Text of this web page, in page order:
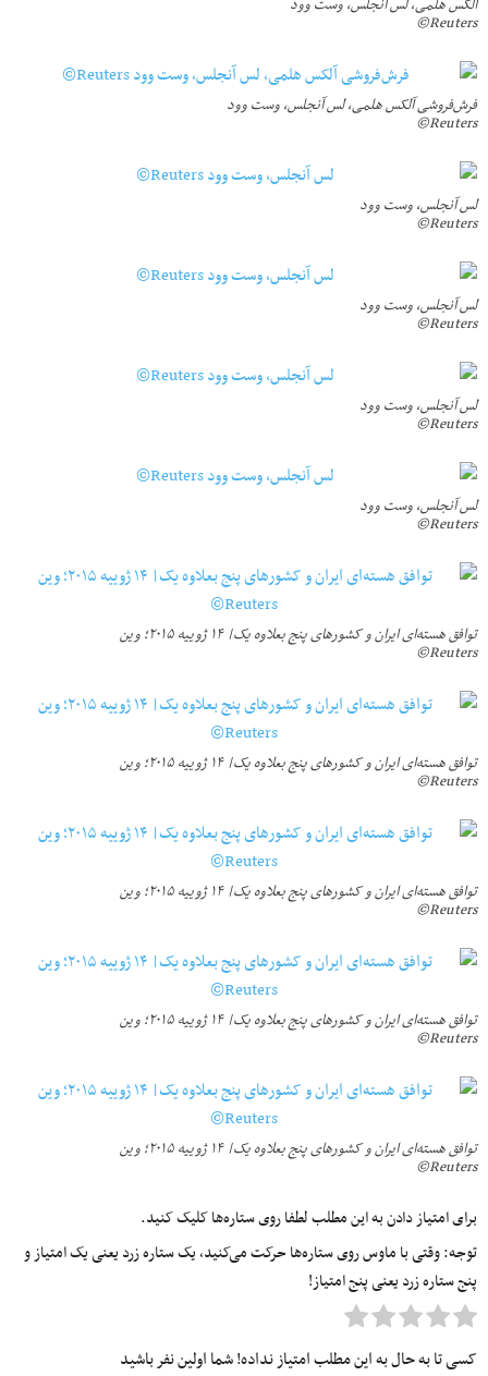
Reuters©
فرش‌فروشی آلکس هلمی، لس آنجلس، وست وود
Reuters©
لس آنجلس، وست وود
Reuters©
لس آنجلس، وست وود
Reuters©
لس آنجلس، وست وود
Reuters©
لس آنجلس، وست وود
Reuters©
توافق هسته‌ای ایران و کشورهای پنج بعلاوه یک| ۱۴ ژوییه ۲۰۱۵؛ وین
Reuters©
توافق هسته‌ای ایران و کشورهای پنج بعلاوه یک| ۱۴ ژوییه ۲۰۱۵؛ وین
Reuters©
توافق هسته‌ای ایران و کشورهای پنج بعلاوه یک| ۱۴ ژوییه ۲۰۱۵؛ وین
Reuters©
توافق هسته‌ای ایران و کشورهای پنج بعلاوه یک| ۱۴ ژوییه ۲۰۱۵؛ وین
Reuters©
توافق هسته‌ای ایران و کشورهای پنج بعلاوه یک| ۱۴ ژوییه ۲۰۱۵؛ وین
Reuters©
برای امتیاز دادن به این مطلب لطفا روی ستاره‌ها کلیک کنید.
توجه: وقتی با ماوس روی ستاره‌ها حرکت می‌کنید، یک ستاره زرد یعنی یک امتیاز و
پنج ستاره زرد یعنی پنج امتیاز!
کسی تا به حال به این مطلب امتیاز نداده! شما اولین نفر باشید